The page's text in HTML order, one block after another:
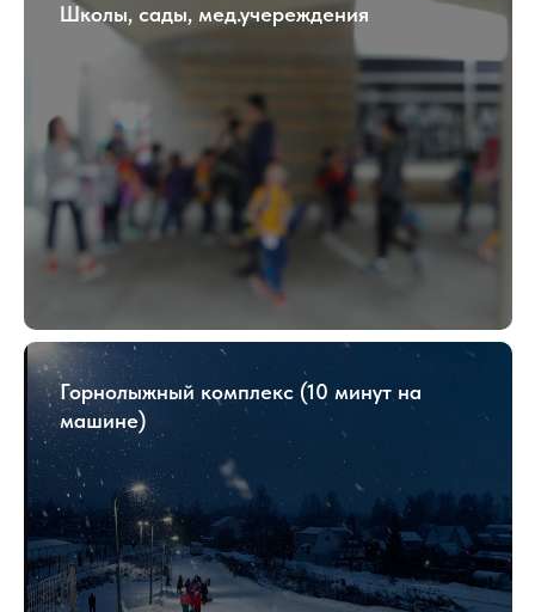
Школы, сады, мед.учереждения
Горнолыжный комплекс (10 минут на
машине)